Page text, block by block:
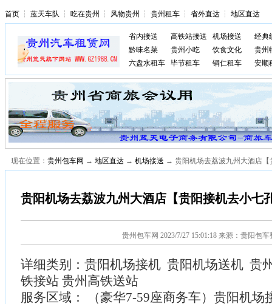
首页 ┆ 蓝天车队 ┆ 吃在贵州 ┆ 风物贵州 ┆ 贵州租车 ┆ 省外直达 ┆ 地区直达
省内接送 高铁站接送 机场接送
经典
黔味名菜
贵州小吃 饮食文化
贵州
六盘水租车
毕节租车 铜仁租车 安顺
现在位置： 贵州包车网 → 地区直达 → 机场接送 → 贵阳机场去荔波九州大酒店
贵阳机场去荔波九州大酒店【贵阳接机去小七
贵州包车网 2023/7/27 15:01:18 来源：贵阳包车
详细类别：贵阳机场接机 贵阳机场送机 贵
铁接站 贵州高铁送站
服务区域： （豪华7-59座商务车）贵阳机场